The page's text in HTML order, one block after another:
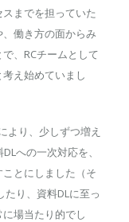
までを担っていた
働き方の面からみ
、RCチームとして
え始めていまし
より、少しずつ増え
への一次対応を、
ことにしました（そ
り、資料DLに至っ
場当たり的でし